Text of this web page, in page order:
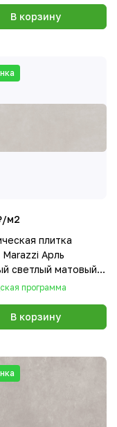
В корзину
м2
плитка
Marazzi Арль
светлый матовый
40x120x1
программа
В корзину